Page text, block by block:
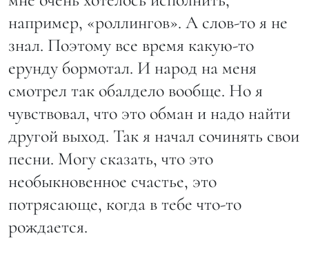
например, «роллингов». А слов-то я не
знал. Поэтому все время какую-то
ерунду бормотал. И народ на меня
смотрел так обалдело вообще. Но я
чувствовал, что это обман и надо найти
другой выход. Так я начал сочинять свои
песни. Могу сказать, что это
необыкновенное счастье, это
потрясающе, когда в тебе что-то
рождается.